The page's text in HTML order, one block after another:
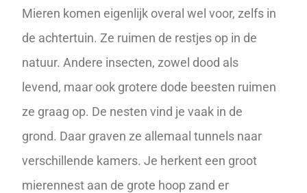
Mieren komen eigenlijk overal wel voor, zelfs in
de achtertuin. Ze ruimen de restjes op in de
natuur. Andere insecten, zowel dood als
levend, maar ook grotere dode beesten ruimen
ze graag op. De nesten vind je vaak in de
grond. Daar graven ze allemaal tunnels naar
verschillende kamers. Je herkent een groot
mierennest aan de grote hoop zand er